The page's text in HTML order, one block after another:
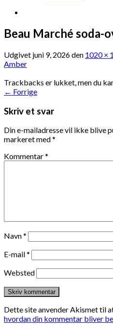
Beau Marché soda-
Udgivet juni 9, 2026den 1020 ×
Amber
Trackbacks er lukket, men du
← Forrige
Skriv et svar
Din e-mailadresse vil ikke blive
markeret med*
Kommentar*
Navn*
E-mail*
Websted
Dette site anvender Akismet til
hvordan din kommentar bliver